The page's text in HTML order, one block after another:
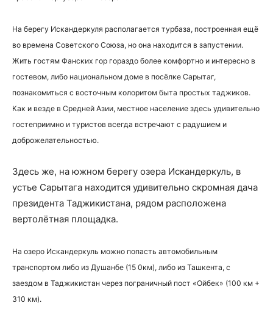
На берегу Искандеркуля располагается турбаза, построенная ещё
во времена Советского Союза, но она находится в запустении.
Жить гостям Фанских гор гораздо более комфортно и интересно в
гостевом, либо национальном доме в посёлке Сарытаг,
познакомиться с восточным колоритом быта простых таджиков.
Как и везде в Средней Азии, местное население здесь удивительно
гостеприимно и туристов всегда встречают с радушием и
доброжелательностью.
Здесь же, на южном берегу озера Искандеркуль, в
устье Сарытага находится удивительно скромная дача
президента Таджикистана, рядом расположена
вертолётная площадка.
На озеро Искандеркуль можно попасть автомобильным
транспортом либо из Душанбе (15 0км), либо из Ташкента, с
заездом в Таджикистан через пограничный пост «Ойбек» (100 км +
310 км).